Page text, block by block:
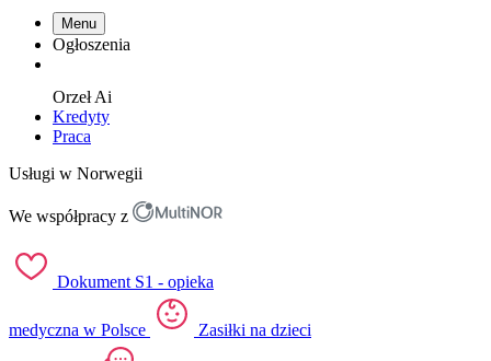
Menu
Ogłoszenia
OrzełAi
Kredyty
Praca
Usługi w Norwegii
We współpracy z
Dokument S1 - opieka
medyczna w Polsce Zasiłki na dzieci